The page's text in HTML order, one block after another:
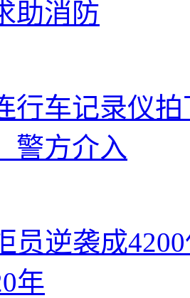
助消防
行车记录仪
警方介入
员逆袭成
年